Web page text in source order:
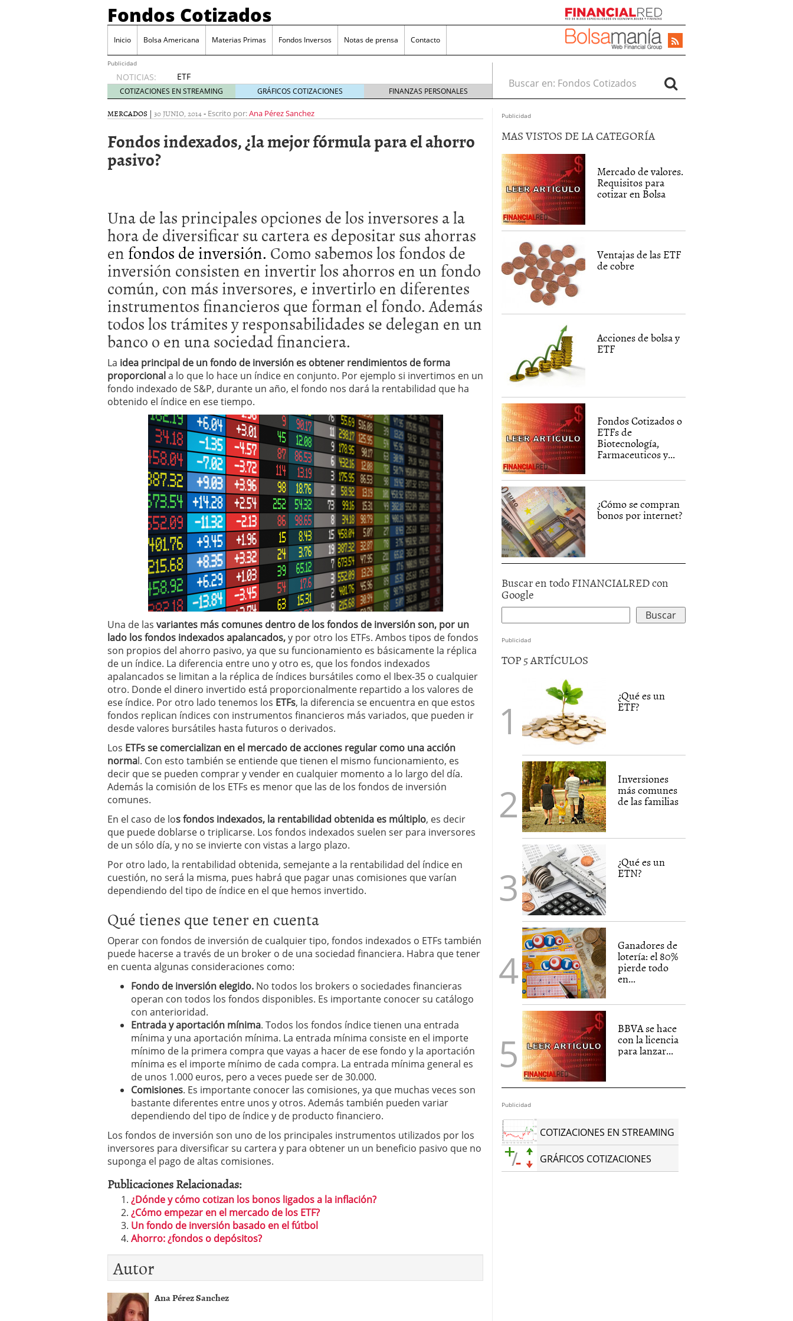
Fondos Cotizados
Inicio Bolsa Americana Materias Primas Fondos Inversos Notas de prensa Contacto
Publicidad
NOTICIAS:
ETF
activos:
el
producto
crece en
Europa y
español
febrero
28, 2026
ETF activos: el producto que más crece en Europa y que empieza a llegar al
inversor español
febrero 23, 2026
ETF de defensa, industriales y renta variable europea: las apuestas que
marcaron 2025 y siguen vivas en 2026
ETF o fondo indexado en España: la eterna pregunta tiene respuesta
(depende de ti) febrero 16, 2026
Enero de 2026 rompe todos los registros: 55.900 millones en un solo mes
COTIZACIONES EN STREAMING GRÁFICOS COTIZACIONES FINANZAS PERSONALES
Buscar en:
MERCADOS | 30 JUNIO, 2014- Escrito por:Ana Pérez Sanchez
Fondos indexados, ¿la mejor fórmula para el ahorro
pasivo?
Una de las principales opciones de los inversores a la
hora de diversificar su cartera es depositar sus ahorras
enfondos de inversión. Como sabemos los fondos de
inversión consisten en invertir los ahorros en un fondo
común, con más inversores, e invertirlo en diferentes
instrumentos financieros que forman el fondo. Además
todos los trámites y responsabilidades se delegan en un
banco o en una sociedad financiera.
La idea principal de un fondo de inversión es obtener rendimientos de forma
proporcionala lo que lo hace un índice en conjunto. Por ejemplo si invertimos en un
fondo indexado de S&P, durante un año, el fondo nos dará la rentabilidad que ha
obtenido el índice en ese tiempo.
Una de las variantes más comunes dentro de los fondos de inversión son, por un
lado los fondos indexados apalancados,y por otro los ETFs. Ambos tipos de fondos
son propios del ahorro pasivo, ya que su funcionamiento es básicamente la réplica
de un índice. La diferencia entre uno y otro es, que los fondos indexados
apalancados se limitan a la réplica de índices bursátiles como el Ibex-35 o cualquier
otro. Donde el dinero invertido está proporcionalmente repartido a los valores de
ese índice. Por otro lado tenemos los ETFs, la diferencia se encuentra en que estos
fondos replican índices con instrumentos financieros más variados, que pueden ir
desde valores bursátiles hasta futuros o derivados.
Los ETFs se comercializan en el mercado de acciones regular como una acción
normal. Con esto también se entiende que tienen el mismo funcionamiento, es
decir que se pueden comprar y vender en cualquier momento a lo largo del día.
Además la comisión de los ETFs es menor que las de los fondos de inversión
comunes.
En el caso de los fondos indexados, la rentabilidad obtenida es múltiplo, es decir
que puede doblarse o triplicarse. Los fondos indexados suelen ser para inversores
de un sólo día, y no se invierte con vistas a largo plazo.
Por otro lado, la rentabilidad obtenida, semejante a la rentabilidad del índice en
cuestión, no será la misma, pues habrá que pagar unas comisiones que varían
dependiendo del tipo de índice en el que hemos invertido.
Qué tienes que tener en cuenta
Operar con fondos de inversión de cualquier tipo, fondos indexados o ETFs también
puede hacerse a través de un broker o de una sociedad financiera. Habra que tener
en cuenta algunas consideraciones como:
Fondo de inversión elegido. No todos los brokers o sociedades financieras
operan con todos los fondos disponibles. Es importante conocer su catálogo
con anterioridad.
Entrada y aportación mínima. Todos los fondos índice tienen una entrada
mínima y una aportación mínima. La entrada mínima consiste en el importe
mínimo de la primera compra que vayas a hacer de ese fondo y la aportación
mínima es el importe mínimo de cada compra. La entrada mínima general es
de unos 1.000 euros, pero a veces puede ser de 30.000.
Comisiones. Es importante conocer las comisiones, ya que muchas veces son
bastante diferentes entre unos y otros. Además también pueden variar
dependiendo del tipo de índice y de producto financiero.
Los fondos de inversión son uno de los principales instrumentos utilizados por los
inversores para diversificar su cartera y para obtener un un beneficio pasivo que no
suponga el pago de altas comisiones.
Publicaciones Relacionadas:
¿Dónde y cómo cotizan los bonos ligados a la inflación?
¿Cómo empezar en el mercado de los ETF?
Un fondo de inversión basado en el fútbol
Ahorro: ¿fondos o depósitos?
Autor
Ana Pérez Sanchez
Publicidad
MAS VISTOS DE LA CATEGORÍA
Mercado de valores.
Requisitos para
cotizar en Bolsa
Ventajas de las ETF
de cobre
Acciones de bolsa y
ETF
Fondos Cotizados o
ETFs de
Biotecnología,
Farmaceuticos y...
¿Cómo se compran
bonos por internet?
Buscar en todo FINANCIALRED con
Google
Publicidad
TOP 5 ARTÍCULOS
¿Qué es un
ETF?
Inversiones
más comunes
de las familias
¿Qué es un
ETN?
Ganadores de
lotería: el 80%
pierde todo
en...
BBVA se hace
con la licencia
para lanzar...
Publicidad
COTIZACIONES EN STREAMING
GRÁFICOS COTIZACIONES